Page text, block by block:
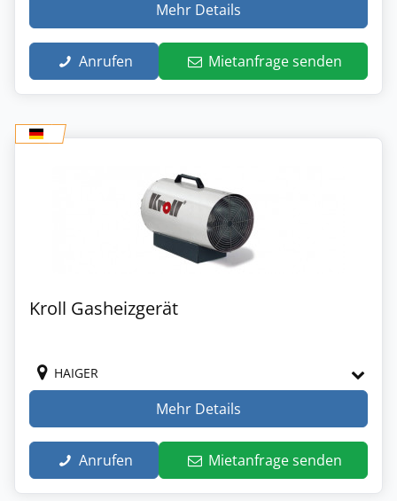
Mehr Details
Anrufen Mietanfrage senden
Kroll Gasheizgerät
HAIGER
Mehr Details
Anrufen Mietanfrage senden